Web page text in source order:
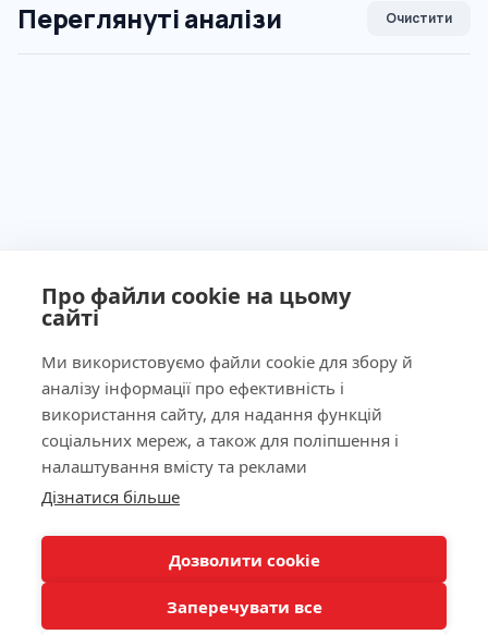
Про файли cookie на цьому
сайті
Ми використовуємо файли cookie для збору й
аналізу інформації про ефективність і
використання сайту, для надання функцій
соціальних мереж, а також для поліпшення і
налаштування вмісту та реклами
Дізнатися більше
Дозволити cookie
Заперечувати все
Переглянуті аналізи Очистити
Ліцензія МОЗ України №603260 від 23.09.2011
Наша адреса
КНОПКА